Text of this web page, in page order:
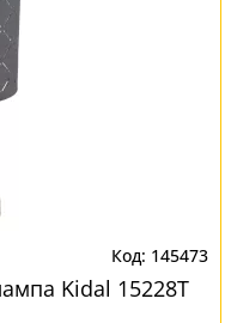
145473
Kidal 15228T